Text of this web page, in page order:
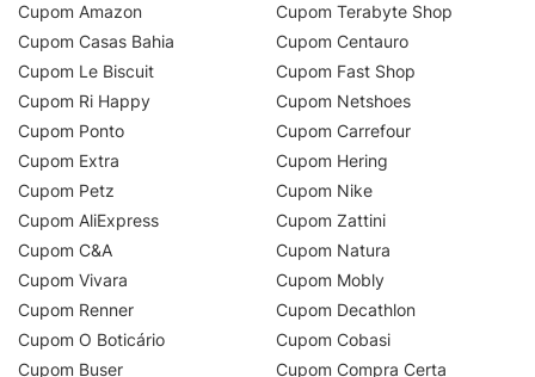
Cupom Amazon
Cupom Casas Bahia
Cupom Le Biscuit
Cupom Ri Happy
Cupom Ponto
Cupom Extra
Cupom Petz
Cupom AliExpress
Cupom C&A
Cupom Vivara
Cupom Renner
Cupom O Boticário
Cupom Buser
Cupom Terabyte Shop
Cupom Centauro
Cupom Fast Shop
Cupom Netshoes
Cupom Carrefour
Cupom Hering
Cupom Nike
Cupom Zattini
Cupom Natura
Cupom Mobly
Cupom Decathlon
Cupom Cobasi
Cupom Compra Certa